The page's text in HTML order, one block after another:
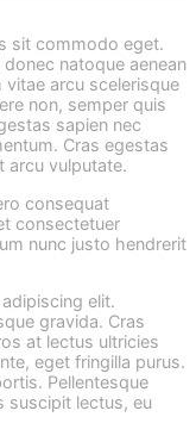
sit commodo eget.
natoque aenean
vitae arcu scelerisque
non, semper quis
sapien nec
Cras egestas
arcu vulputate.
consequat
consectetuer
nunc justo hendrerit
elit.
gravida. Cras
at lectus ultricies
eget fringilla purus.
Pellentesque
suscipit lectus, eu